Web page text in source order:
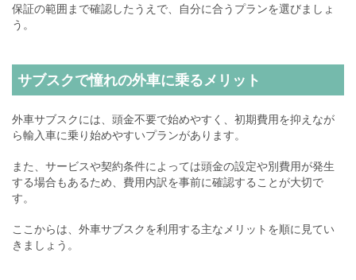
保証の範囲まで確認したうえで、自分に合うプランを選びましょ
う。
サブスクで憧れの外車に乗るメリット
外車サブスクには、頭金不要で始めやすく、初期費用を抑えなが
ら輸入車に乗り始めやすいプランがあります。
また、サービスや契約条件によっては頭金の設定や別費用が発生
する場合もあるため、費用内訳を事前に確認することが大切で
す。
ここからは、外車サブスクを利用する主なメリットを順に見てい
きましょう。